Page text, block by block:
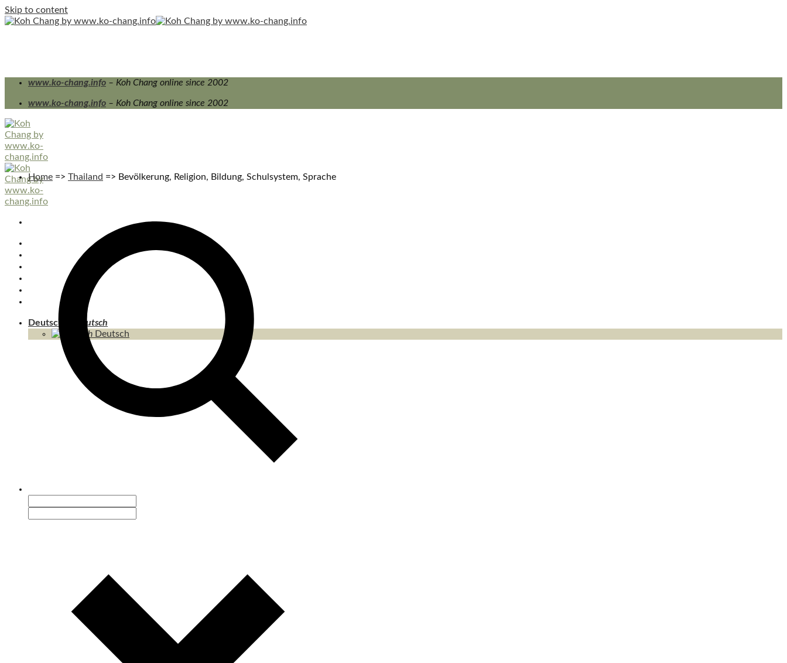
Skip to content
www.ko-chang.info – Koh Chang online since 2002
www.ko-chang.info – Koh Chang online since 2002
PRIVATE TRANSFERS
KOH CHANG
THAILAND
KAMBODSCHA
INHALT / SITEMAP
Deutsch
Deutsch
Home => Thailand => Bevölkerung, Religion, Bildung, Schulsystem, Sprache